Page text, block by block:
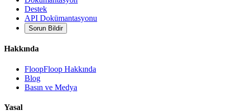
Destek
API Dokümantasyonu
Sorun Bildir
Hakkında
FloopFloop Hakkında
Blog
Basın ve Medya
Yasal